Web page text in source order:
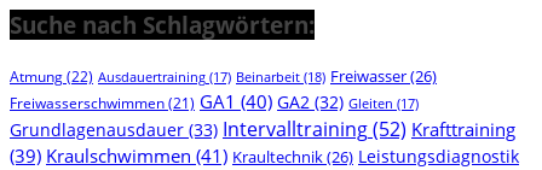
Suche nach Schlagwörtern:
Atmung(22) Ausdauertraining (17) Beinarbeit (18) Freiwasser(26)
Freiwasserschwimmen (21) GA1 (40) GA2 (32) Gleiten (17)
Grundlagenausdauer (33) Intervalltraining(52) Krafttraining
(39) Kraulschwimmen (41) Kraultechnik(26) Leistungsdiagnostik